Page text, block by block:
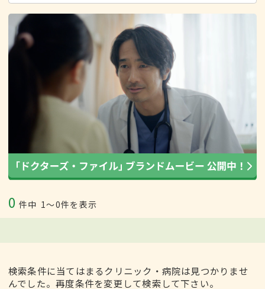
0 件中 1〜0件を表示
検索条件に当てはまるクリニック・病院は見つかりませ
んでした。再度条件を変更して検索して下さい。